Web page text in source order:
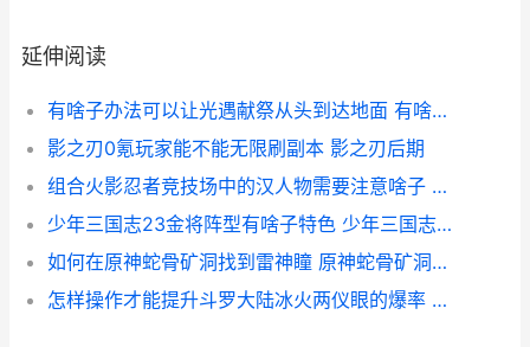
延伸阅读
有啥子办法可以让光遇献祭从头到达地面 有啥子办法可以快速入睡
影之刃0氪玩家能不能无限刷副本 影之刃后期
组合火影忍者竞技场中的汉人物需要注意啥子 火影忍者竞技场忍者排名
少年三国志23金将阵型有啥子特色 少年三国志金将哪个武将好
如何在原神蛇骨矿洞找到雷神瞳 原神蛇骨矿洞怎么激活
怎样操作才能提升斗罗大陆冰火两仪眼的爆率 怎样操作才能提现到微信